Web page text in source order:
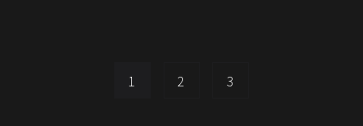
1 2 3